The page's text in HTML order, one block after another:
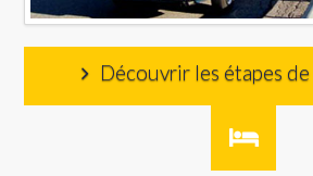
Découvrir les étapes